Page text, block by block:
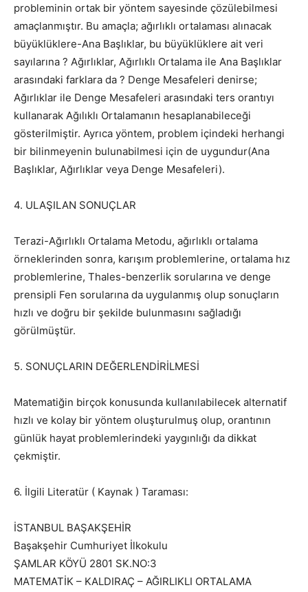
probleminin ortak bir yöntem sayesinde çözülebilmesi
amaçlanmıştır. Bu amaçla; ağırlıklı ortalaması alınacak
büyüklüklere-Ana Başlıklar, bu büyüklüklere ait veri
sayılarına ? Ağırlıklar, Ağırlıklı Ortalama ile Ana Başlıklar
arasındaki farklara da ? Denge Mesafeleri denirse;
Ağırlıklar ile Denge Mesafeleri arasındaki ters orantıyı
kullanarak Ağılıklı Ortalamanın hesaplanabileceği
gösterilmiştir. Ayrıca yöntem, problem içindeki herhangi
bir bilinmeyenin bulunabilmesi için de uygundur(Ana
Başlıklar, Ağırlıklar veya Denge Mesafeleri).
4. ULAŞILAN SONUÇLAR
Terazi-Ağırlıklı Ortalama Metodu, ağırlıklı ortalama
örneklerinden sonra, karışım problemlerine, ortalama hız
problemlerine, Thales-benzerlik sorularına ve denge
prensipli Fen sorularına da uygulanmış olup sonuçların
hızlı ve doğru bir şekilde bulunmasını sağladığı
görülmüştür.
5. SONUÇLARIN DEĞERLENDİRİLMESİ
Matematiğin birçok konusunda kullanılabilecek alternatif
hızlı ve kolay bir yöntem oluşturulmuş olup, orantının
günlük hayat problemlerindeki yaygınlığı da dikkat
çekmiştir.
6. İlgili Literatür ( Kaynak ) Taraması:
İSTANBUL BAŞAKŞEHİR
Başakşehir Cumhuriyet İlkokulu
ŞAMLAR KÖYÜ 2801 SK.NO:3
MATEMATİK – KALDIRAÇ – AĞIRLIKLI ORTALAMA